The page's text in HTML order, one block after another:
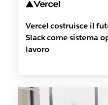
Vercel costruisce il
Slack come sistema
lavoro